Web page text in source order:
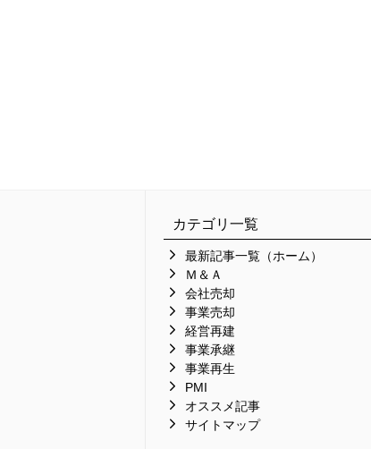
カテゴリ一覧
最新記事一覧（ホーム）
Ｍ＆Ａ
会社売却
事業売却
経営再建
事業承継
事業再生
PMI
オススメ記事
サイトマップ